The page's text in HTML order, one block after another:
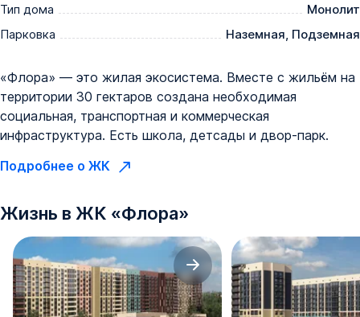
Тип дома
Монолит
Парковка
Наземная, Подземная
«Флора» — это жилая экосистема. Вместе с жильём на
территории 30 гектаров создана необходимая
социальная, транспортная и коммерческая
инфраструктура. Есть школа, детсады и двор-парк.
Подробнее о ЖК
Жизнь в ЖК «Флора»